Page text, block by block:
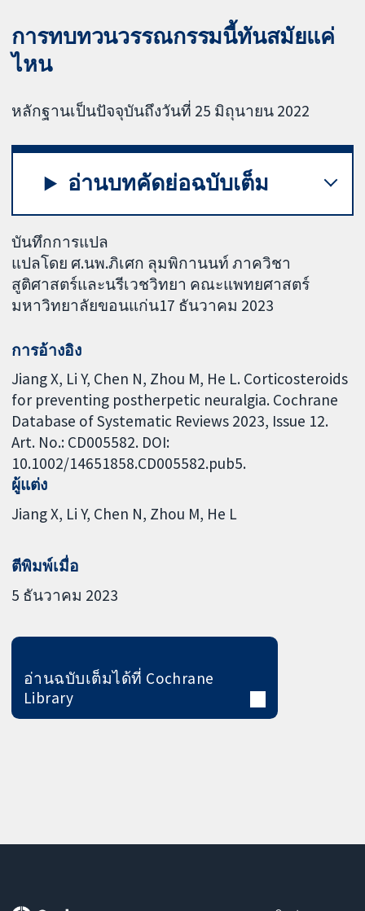
การทบทวนวรรณกรรมนี้ทันสมัยแค่
ไหน
หลักฐานเป็นปัจจุบันถึงวันที่ 25 มิถุนายน 2022
อ่านบทคัดย่อฉบับเต็ม
บันทึกการแปล
แปลโดย ศ.นพ.ภิเศก ลุมพิกานนท์ ภาควิชา
สูติศาสตร์และนรีเวชวิทยา คณะแพทยศาสตร์
มหาวิทยาลัยขอนแก่น17 ธันวาคม 2023
การอ้างอิง
Jiang X, Li Y, Chen N, Zhou M, He L. Corticosteroids
for preventing postherpetic neuralgia. Cochrane
Database of Systematic Reviews 2023, Issue 12.
Art. No.: CD005582. DOI:
10.1002/14651858.CD005582.pub5.
ผู้แต่ง
Jiang X Li Y Chen N Zhou M He L
ตีพิมพ์เมื่อ
5 ธันวาคม 2023
อ่านฉบับเต็มได้ที่ Cochrane
Library